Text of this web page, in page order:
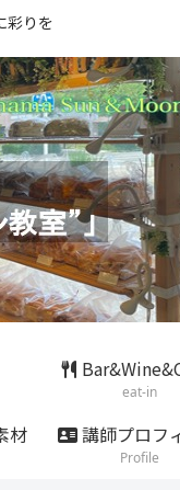
彩りを
eat-in
材 講師プロフ
Profile